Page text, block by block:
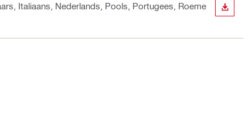
Italiaans, Nederlands, Pools, Portugees, Roeme